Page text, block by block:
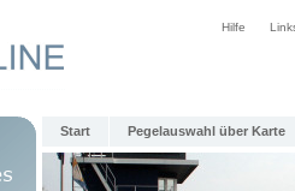
Hilfe
Start Pegelauswahl über Karte